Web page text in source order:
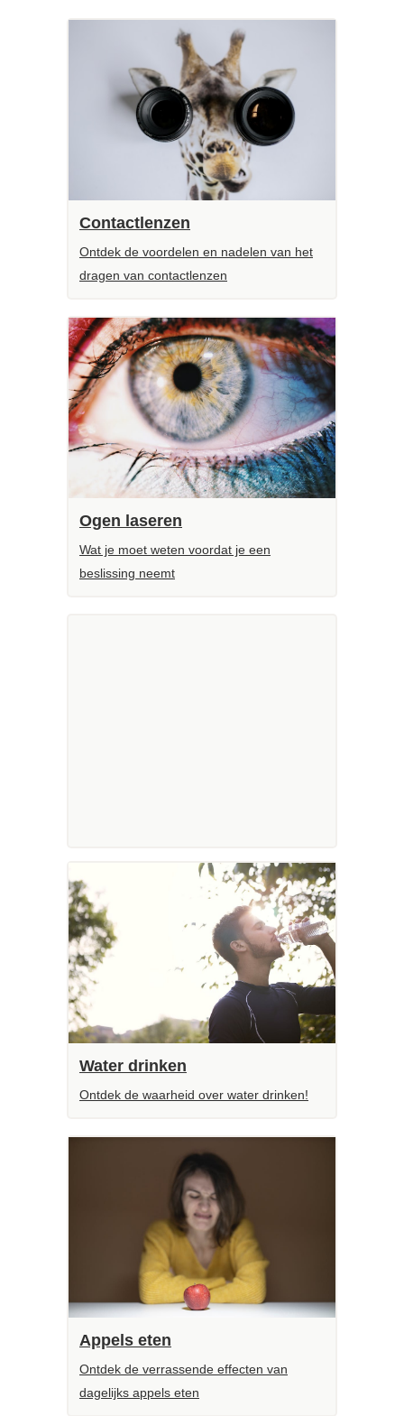
Contactlenzen
Ontdek de voordelen en nadelen van het
dragen van contactlenzen
Ogen laseren
Wat je moet weten voordat je een
beslissing neemt
Water drinken
Ontdek de waarheid over water drinken!
Appels eten
Ontdek de verrassende effecten van
dagelijks appels eten